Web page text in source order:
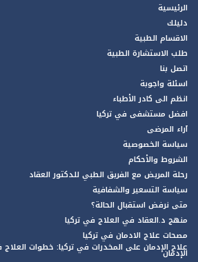
الرئيسية
دليلك
الاقسام الطبية
طلب الاستشارة الطبية
اتصل بنا
اسئلة واجوبة
انظم الى كادر الأطباء
افضل مستشفى في تركيا
آراء المرضى
سياسة الخصوصية
الشروط والأحكام
رحلة المريض مع الفريق الطبي للدكتور العقاد
سياسة التسعير والشفافية
متى نرفض استقبال الحالة؟
منهج د.العقاد في العلاج في تركيا
مصحات علاج الادمان في تركيا
علاج الإدمان على المخدرات في تركيا: خطوات
الإدمان